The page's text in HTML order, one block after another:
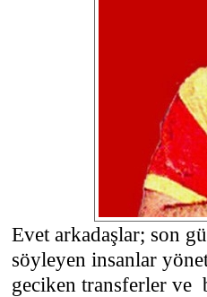
Evet arkadaşlar; son
söyleyen insanlar
geciken transferler ve